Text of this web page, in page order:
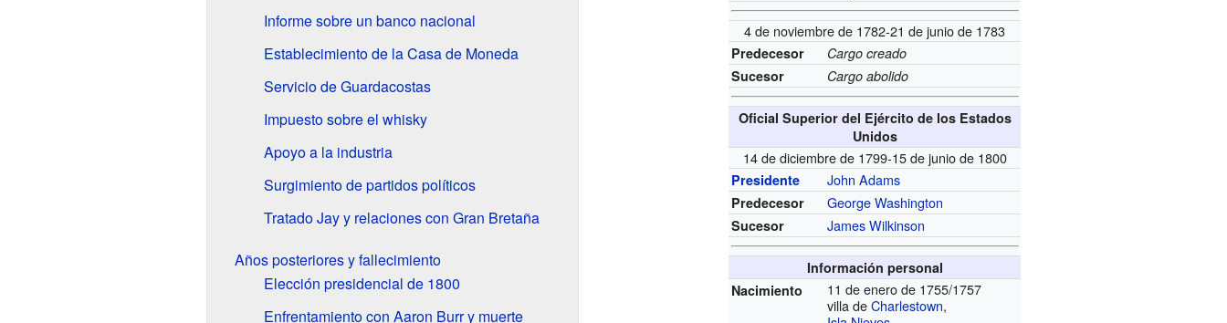
4 de noviembre de 1782-21 de junio de 1783
Predecesor
Cargo creado
Sucesor
Cargo abolido
Oficial Superior del Ejército de los Estados
Unidos
14 de diciembre de 1799-15 de junio de 1800
Presidente John Adams
Predecesor George Washington
Sucesor James Wilkinson
Información personal
Nacimiento
11 de enero de 1755/1757
villa deCharlestown,
Informe sobre un banco nacional
Establecimiento de la Casa de Moneda
Servicio de Guardacostas
Impuesto sobre el whisky
Apoyo a la industria
Surgimiento de partidos políticos
Tratado Jay y relaciones con Gran Bretaña
Años posteriores y fallecimiento
Elección presidencial de 1800
Enfrentamiento con Aaron Burr y muerte